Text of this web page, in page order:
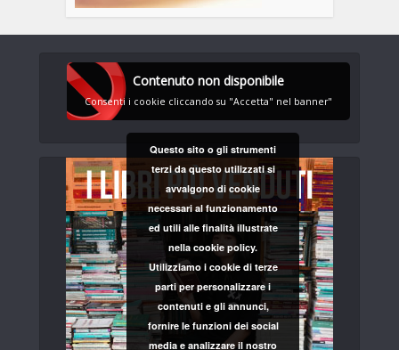
Contenuto non disponibile
Consenti i cookie cliccando su "Accetta" nel banner"
Questo sito o gli strumenti
terzi da questo utilizzati si
avvalgono di cookie
necessari al funzionamento
ed utili alle finalità illustrate
nella cookie policy.
Utilizziamo i cookie di terze
parti per personalizzare i
contenuti e gli annunci,
fornire le funzioni dei social
media e analizzare il nostro